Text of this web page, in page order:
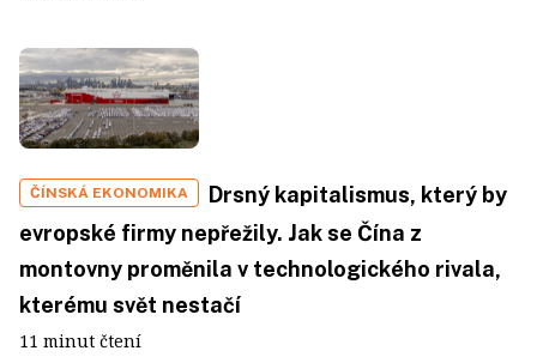
ČÍNSKÁ EKONOMIKA
Drsný kapitalismus, který by
evropské firmy nepřežily. Jak se Čína z
montovny proměnila v technologického rivala,
kterému svět nestačí
11 minut čtení